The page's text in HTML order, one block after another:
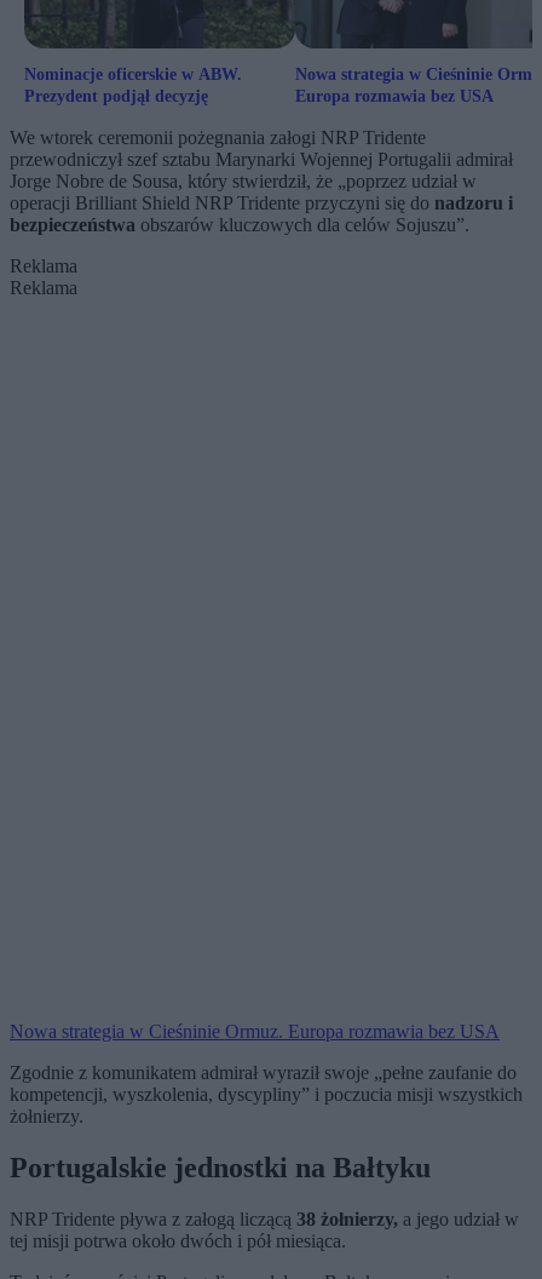
Nominacje oficerskie w ABW.
Prezydent podjął decyzję
Nowa strategia w Cieśninie
Europa rozmawia bez USA
We wtorek ceremonii pożegnania załogi NRP Tridente
przewodniczył szef sztabu Marynarki Wojennej Portugalii admirał
Jorge Nobre de Sousa, który stwierdził, że „poprzez udział w
operacji Brilliant Shield NRP Tridente przyczyni się do nadzoru i
bezpieczeństwa obszarów kluczowych dla celów Sojuszu”.
Reklama
Reklama
Nowa strategia w Cieśninie Ormuz. Europa rozmawia bez USA
Zgodnie z komunikatem admirał wyraził swoje „pełne zaufanie do
kompetencji, wyszkolenia, dyscypliny” i poczucia misji wszystkich
żołnierzy.
Portugalskie jednostki na Bałtyku
NRP Tridente pływa z załogą liczącą 38 żołnierzy, a jego udział w
tej misji potrwa około dwóch i pół miesiąca.